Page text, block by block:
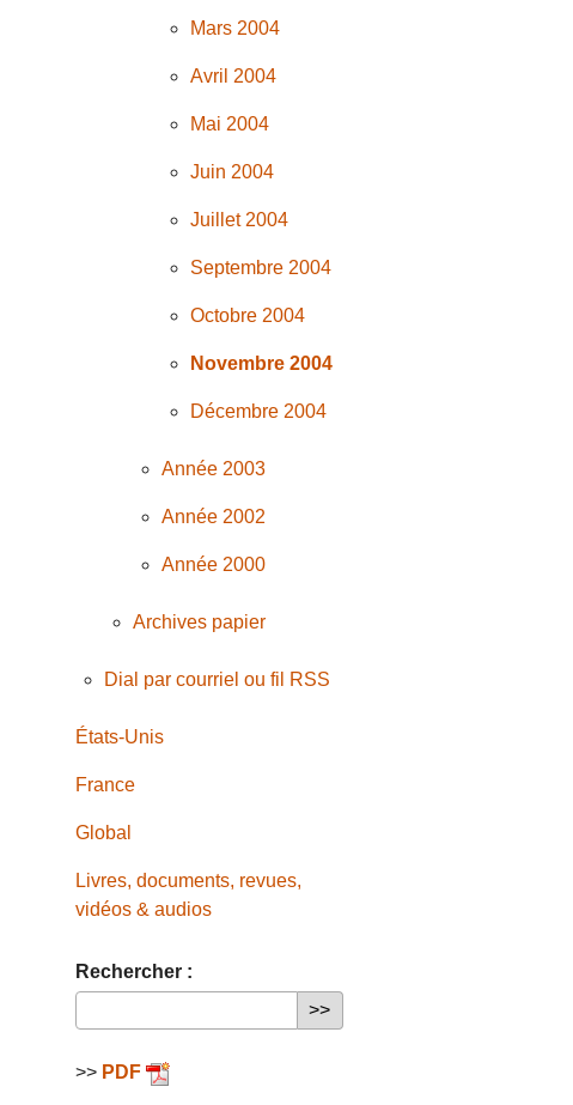
Mars 2004
Avril 2004
Mai 2004
Juin 2004
Juillet 2004
Septembre 2004
Octobre 2004
Novembre 2004
Décembre 2004
Année 2003
Année 2002
Année 2000
Archives papier
Dial par courriel ou fil RSS
États-Unis
France
Global
Livres, documents, revues,
vidéos & audios
Rechercher :
>> PDF